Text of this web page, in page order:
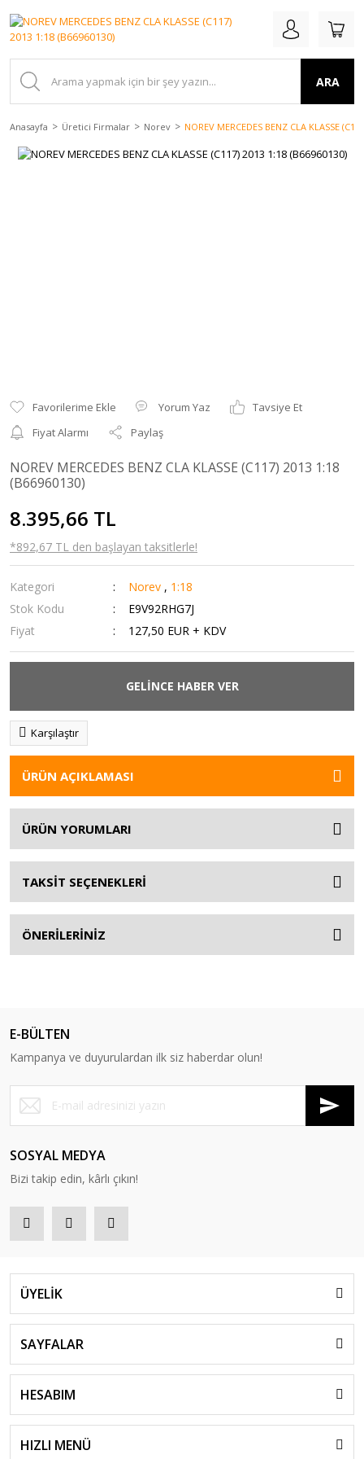
ARA
Anasayfa Üretici Firmalar Norev NOREV MERCEDES BENZ CLA KLASSE
Yorum Yaz
Tavsiye Et
Fiyat Alarmı
Paylaş
NOREV MERCEDES BENZ CLA KLASSE (C117) 2013 1:18
(B66960130)
8.395,66 TL
*892,67 TL den başlayan taksitlerle!
Kategori Norev , 1:18
Stok Kodu
E9V92RHG7J
Fiyat
127,50 EUR + KDV
GELİNCE HABER VER
Karşılaştır
ÜRÜN AÇIKLAMASI
ÜRÜN YORUMLARI
TAKSİT SEÇENEKLERİ
ÖNERİLERİNİZ
E-BÜLTEN
Kampanya ve duyurulardan ilk siz haberdar olun!
SOSYAL MEDYA
Bizi takip edin, kârlı çıkın!
ÜYELİK
SAYFALAR
HESABIM
HIZLI MENÜ